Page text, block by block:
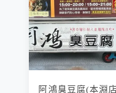
阿鴻臭豆腐(本淵